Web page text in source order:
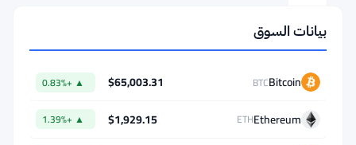
⇄
بيانات السوق
Bitcoin
BTC
$65,003.31
▲ +0.83%
Ethereum
ETH
$1,929.15
▲ +1.39%